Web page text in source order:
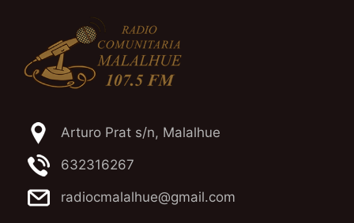
Arturo Prat s/n, Malalhue
632316267
radiocmalalhue@gmail.com